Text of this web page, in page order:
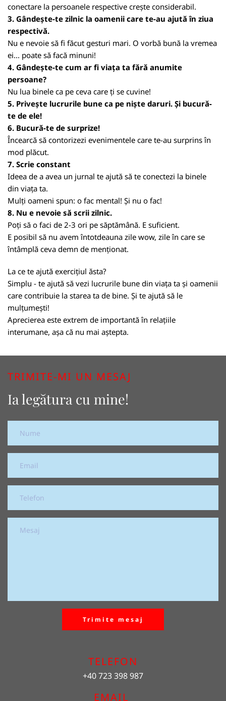
conectare la persoanele respective crește considerabil.
3. Gândește-te zilnic la oamenii care te-au ajută în ziua
respectivă.
Nu e nevoie să fi făcut gesturi mari. O vorbă bună la vremea
ei... poate să facă minuni!
4. Gândește-te cum ar fi viața ta fără anumite
persoane?
Nu lua binele ca pe ceva care ți se cuvine!
5. Privește lucrurile bune ca pe niște daruri. Și bucură-
te de ele!
6. Bucură-te de surprize!
Încearcă să contorizezi evenimentele care te-au surprins în
mod plăcut.
7. Scrie constant
Ideea de a avea un jurnal te ajută să te conectezi la binele
din viața ta.
Mulți oameni spun: o fac mental! Și nu o fac!
8. Nu e nevoie să scrii zilnic.
Poți să o faci de 2-3 ori pe săptămână. E suficient.
E posibil să nu avem întotdeauna zile wow, zile în care se
întâmplă ceva demn de menționat.
La ce te ajută exercițiul ăsta?
Simplu - te ajută să vezi lucrurile bune din viața ta și oamenii
care contribuie la starea ta de bine. Și te ajută să le
mulțumești!
Aprecierea este extrem de importantă în relațiile
interumane, așa că nu mai aștepta.
TRIMITE-MI UN MESAJ
Ia legătura cu mine!
Trimite mesaj
TELEFON
+40 723 398 987
EMAIL